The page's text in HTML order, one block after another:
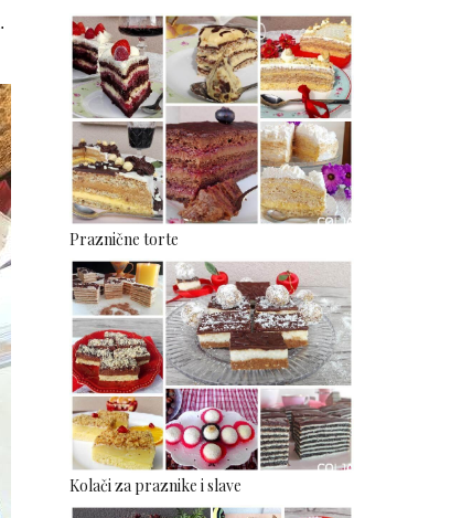
Praznične torte
Kolači za praznike i slave